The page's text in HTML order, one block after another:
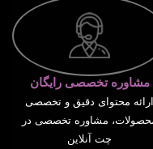
مشاوره تخصصی رایگان
ارائه محتوای دقیق و تخصصی
مشاوره تخصصی در
چت آنلاین